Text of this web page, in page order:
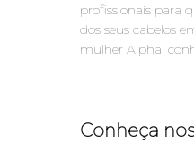
profissionais para
dos seus cabelos
mulher Alpha,
Conheça